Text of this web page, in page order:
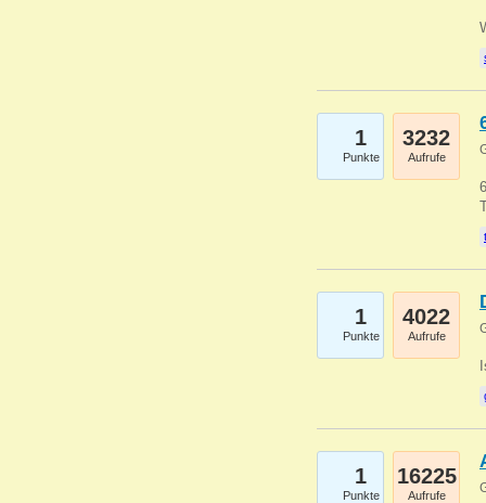
1
Punkte
3232
Aufrufe
1
Punkte
4022
Aufrufe
1
Punkte
16225
Aufrufe